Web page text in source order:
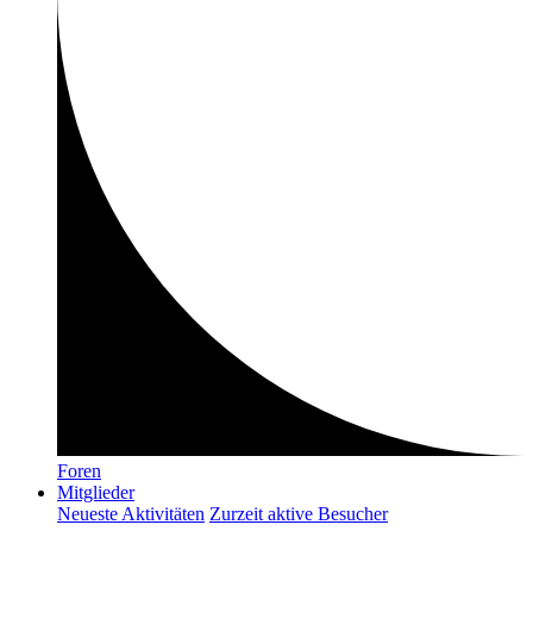
Foren
Mitglieder
Neueste Aktivitäten Zurzeit aktive Besucher